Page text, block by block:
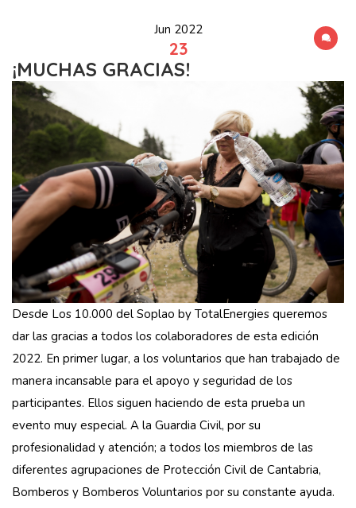
Jun 2022
23
¡MUCHAS GRACIAS!
Desde Los 10.000 del Soplao by TotalEnergies queremos
dar las gracias a todos los colaboradores de esta edición
2022. En primer lugar, a los voluntarios que han trabajado de
manera incansable para el apoyo y seguridad de los
participantes. Ellos siguen haciendo de esta prueba un
evento muy especial. A la Guardia Civil, por su
profesionalidad y atención; a todos los miembros de las
diferentes agrupaciones de Protección Civil de Cantabria,
Bomberos y Bomberos Voluntarios por su constante ayuda.